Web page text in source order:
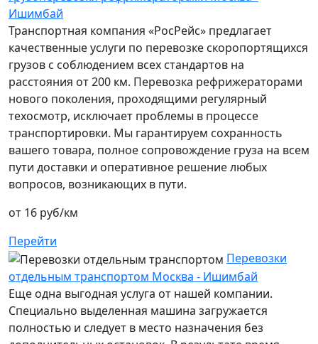
Ишимбай
Транспортная компания «РосРейс» предлагает
качественные услуги по перевозке скоропортящихся
грузов с соблюдением всех стандартов на
расстояния от 200 км. Перевозка рефрижераторами
нового поколения, проходящими регулярный
техосмотр, исключает проблемы в процессе
транспортировки. Мы гарантируем сохранность
вашего товара, полное сопровождение груза на всем
пути доставки и оперативное решение любых
вопросов, возникающих в пути.
от 16 руб/км
Перейти
Перевозки
отдельным транспортом Москва - Ишимбай
Еще одна выгодная услуга от нашей компании.
Специально выделенная машина загружается
полностью и следует в место назначения без